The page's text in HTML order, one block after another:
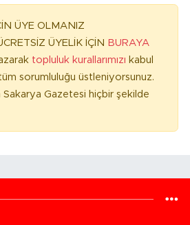
ÜYE OLMANIZ
ÜYELİK İÇİN BURAYA
topluluk kurallarımızı kabul
sorumluluğu üstleniyorsunuz.
Sakarya Gazetesi hiçbir şekilde